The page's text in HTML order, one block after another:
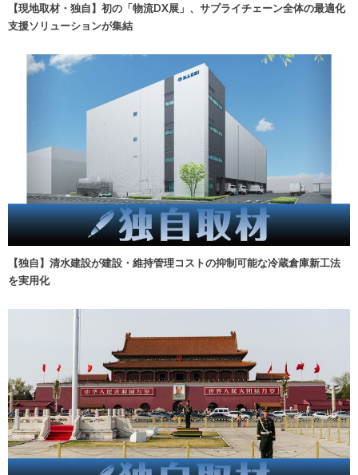
【現地取材・独自】初の「物流DX展」、サプライチェーン全体の最適化
支援ソリューションが集結
【独自】清水建設が建設・維持管理コストの抑制可能な冷蔵倉庫新工法
を実用化